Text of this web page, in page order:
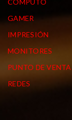
GAMER
IMPRESIÓN
MONITORES
PUNTO DE VENTA
REDES